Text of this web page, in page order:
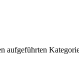
aufgeführten